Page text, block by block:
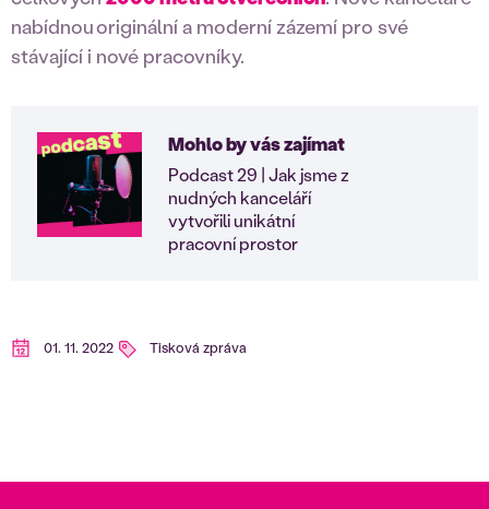
nabídnou originální a moderní zázemí pro své
stávající i nové pracovníky.
Mohlo by vás zajímat
Podcast 29 | Jak jsme z
nudných kanceláří
vytvořili unikátní
pracovní prostor
01. 11. 2022 Tisková zpráva